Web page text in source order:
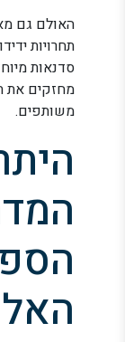
האולם גם
תחרויות
סדנאות
מחזקים את
משותפים.